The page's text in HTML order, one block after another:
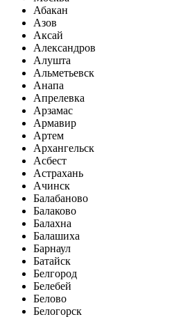
Абакан
Азов
Аксай
Александров
Алушта
Альметьевск
Анапа
Апрелевка
Арзамас
Армавир
Артем
Архангельск
Асбест
Астрахань
Ачинск
Балабаново
Балаково
Балахна
Балашиха
Барнаул
Батайск
Белгород
Белебей
Белово
Белогорск